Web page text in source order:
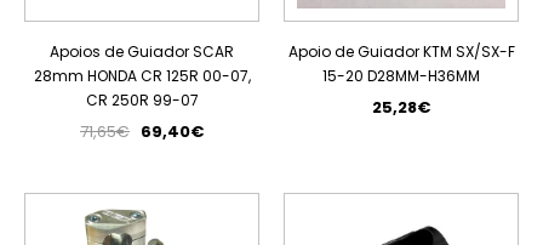
Apoios de Guiador SCAR
28mm HONDA CR 125R 00-07,
CR 250R 99-07
71,65€ 69,40€
Apoio de Guiador KTM SX/SX-F
15-20 D28MM-H36MM
25,28€